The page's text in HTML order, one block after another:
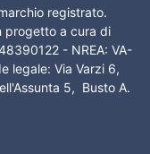
registrato.
progetto a cura di
- NREA: VA-
legale: Via Varzi 6,
5, Busto A.